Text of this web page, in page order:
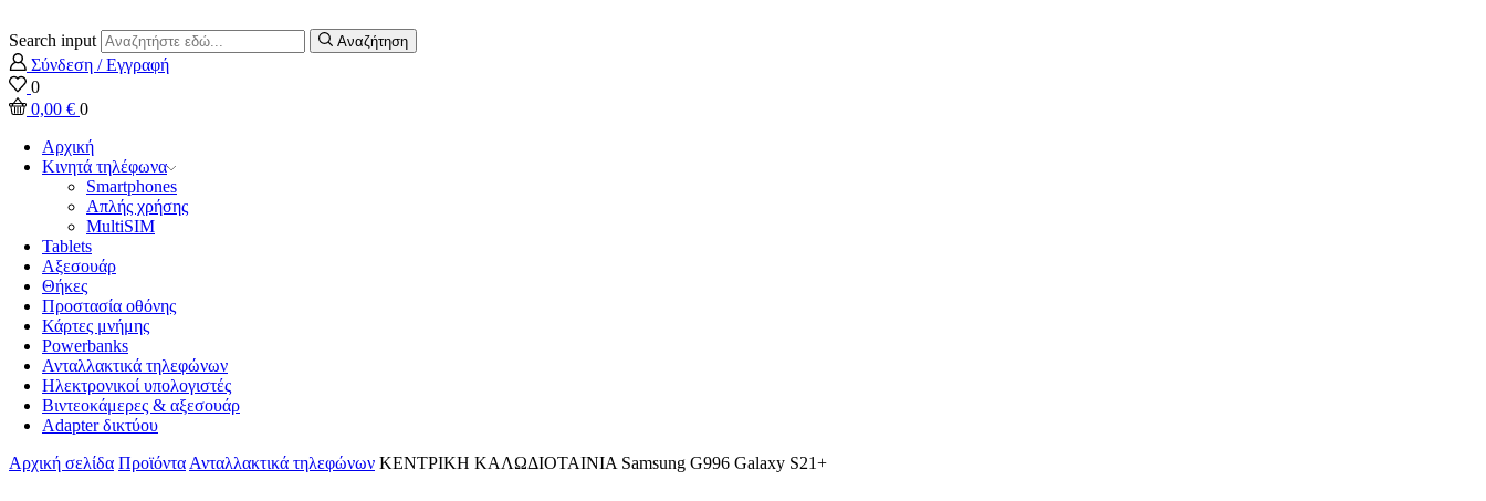
Search input Αναζήτηση
Σύνδεση / Εγγραφή
0
0,00 € 0
Αρχική
Κινητά τηλέφωνα
Smartphones
Απλής χρήσης
MultiSIM
Tablets
Αξεσουάρ
Θήκες
Προστασία οθόνης
Κάρτες μνήμης
Powerbanks
Ανταλλακτικά τηλεφώνων
Ηλεκτρονικοί υπολογιστές
Βιντεοκάμερες & αξεσουάρ
Adapter δικτύου
Αρχική σελίδα Προϊόντα Ανταλλακτικά τηλεφώνων ΚΕΝΤΡΙΚΗ ΚΑΛΩΔΙΟΤΑΙΝΙΑ Samsung G996 Galaxy S21+